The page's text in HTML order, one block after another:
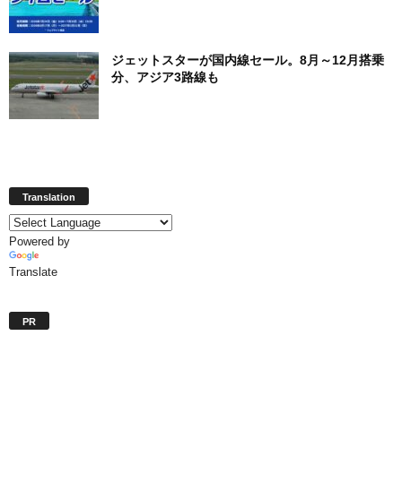
ジェットスターが国内線セール。8月～12月搭乗
分、アジア3路線も
Translation
Powered by
Translate
PR